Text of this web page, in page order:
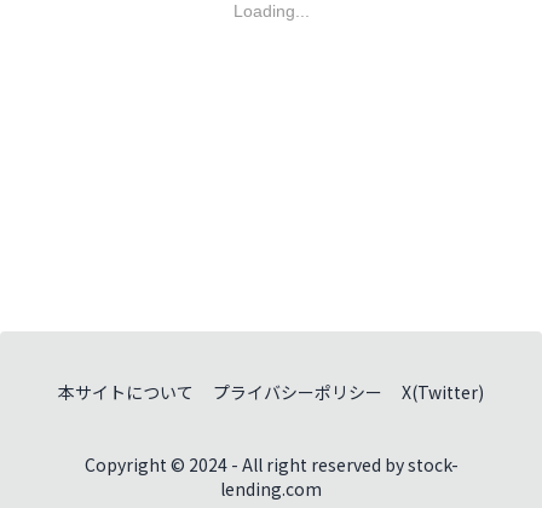
Loading...
本サイトについて プライバシーポリシー X(Twitter)
Copyright © 2024 - All right reserved by stock-
lending.com